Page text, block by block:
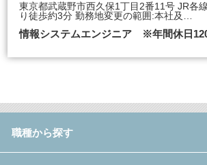
東京都武蔵野市西久保1丁目2番11号 JR各
り徒歩約3分 勤務地変更の範囲:本社及…
情報システムエンジニア ※年間休日
職種から探す